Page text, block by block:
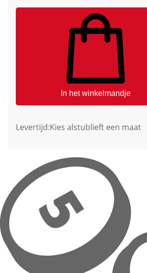
In het winkelmandje
Levertijd:Kies alstublieft een maat